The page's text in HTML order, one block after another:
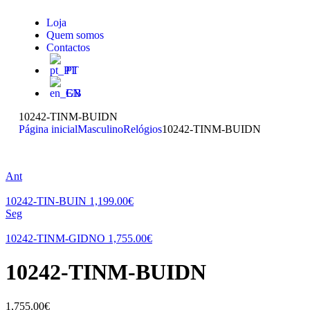
Loja
Quem somos
Contactos
PT
EN
10242-TINM-BUIDN
Página inicialMasculinoRelógios10242-TINM-BUIDN
Ant
10242-TIN-BUIN 1,199.00€
Seg
10242-TINM-GIDNO 1,755.00€
10242-TINM-BUIDN
1,755.00€